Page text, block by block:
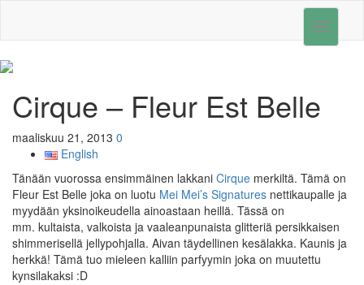
Toggle
Cirque – Fleur Est Belle
maaliskuu 21, 2013 0
English
Tänään vuorossa ensimmäinen lakkani Cirque merkiltä. Tämä on
Fleur Est Belle joka on luotu Mei Mei’s Signatures nettikaupalle ja
myydään yksinoikeudella ainoastaan heillä. Tässä on
mm. kultaista, valkoista ja vaaleanpunaista glitteriä persikkaisen
shimmerisellä jellypohjalla. Aivan täydellinen kesälakka. Kaunis ja
herkkä! Tämä tuo mieleen kalliin parfyymin joka on muutettu
kynsilakaksi :D